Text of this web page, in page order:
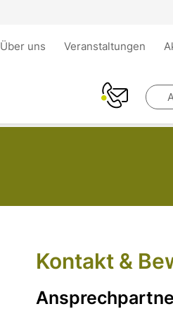
Über uns Veranstaltungen
Kontakt &